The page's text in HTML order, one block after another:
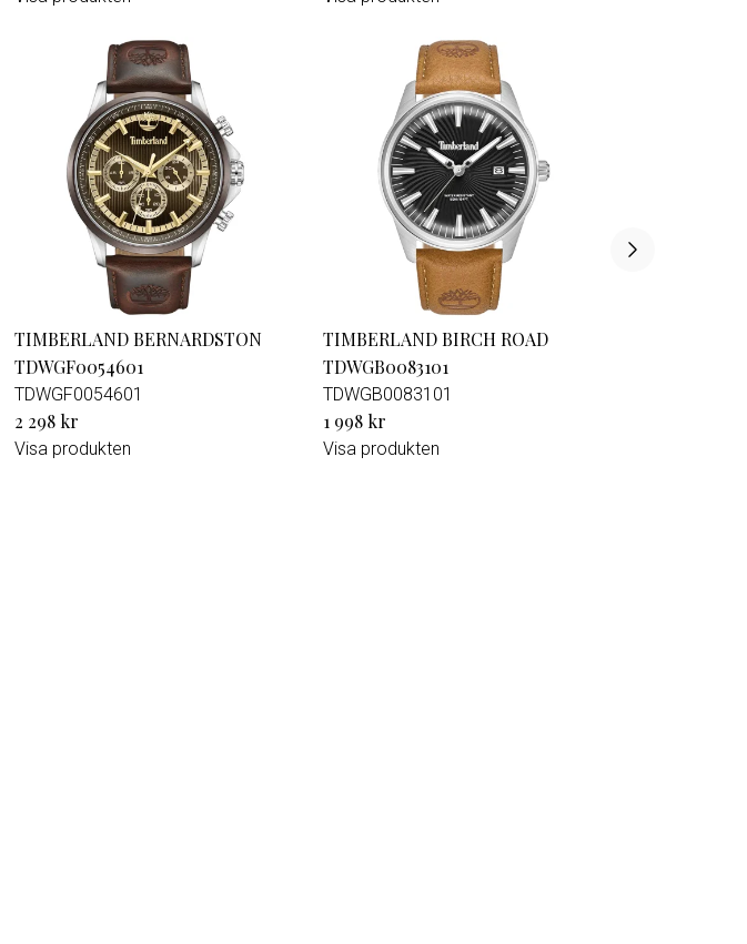
TIMBERLAND BERNARDSTON
TDWGF0054601
TDWGF0054601
2 298 kr
Visa produkten
TIMBERLAND BIRCH ROAD
TDWGB0083101
TDWGB0083101
1 998 kr
Visa produkten